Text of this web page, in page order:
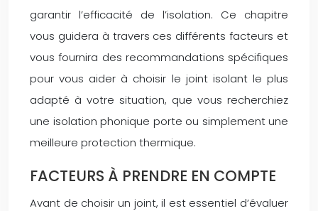
garantir l’efficacité de l’isolation. Ce chapitre
vous guidera à travers ces différents facteurs et
vous fournira des recommandations spécifiques
pour vous aider à choisir le joint isolant le plus
adapté à votre situation, que vous recherchiez
une isolation phonique porte ou simplement une
meilleure protection thermique.
FACTEURS À PRENDRE EN COMPTE
Avant de choisir un joint, il est essentiel d’évaluer